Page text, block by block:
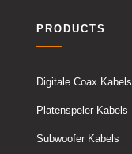
PRODUCTS
Digitale Coax Kabels
Platenspeler Kabels
Subwoofer Kabels